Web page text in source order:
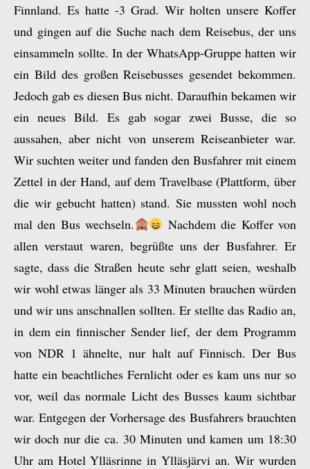
Finnland. Es hatte -3 Grad. Wir holten unsere Koffer
und gingen auf die Suche nach dem Reisebus, der uns
einsammeln sollte. In der WhatsApp-Gruppe hatten wir
ein Bild des großen Reisebusses gesendet bekommen.
Jedoch gab es diesen Bus nicht. Daraufhin bekamen wir
ein neues Bild. Es gab sogar zwei Busse, die so
aussahen, aber nicht von unserem Reiseanbieter war.
Wir suchten weiter und fanden den Busfahrer mit einem
Zettel in der Hand, auf dem Travelbase (Plattform, über
die wir gebucht hatten) stand. Sie mussten wohl noch
mal den Bus wechseln.
Nachdem die Koffer von
allen verstaut waren, begrüßte uns der Busfahrer. Er
sagte, dass die Straßen heute sehr glatt seien, weshalb
wir wohl etwas länger als 33 Minuten brauchen würden
und wir uns anschnallen sollten. Er stellte das Radio an,
in dem ein finnischer Sender lief, der dem Programm
von NDR 1 ähnelte, nur halt auf Finnisch. Der Bus
hatte ein beachtliches Fernlicht oder es kam uns nur so
vor, weil das normale Licht des Busses kaum sichtbar
war. Entgegen der Vorhersage des Busfahrers brauchten
wir doch nur die ca. 30 Minuten und kamen um 18:30
Uhr am Hotel Ylläsrinne in Ylläsjärvi an. Wir wurden